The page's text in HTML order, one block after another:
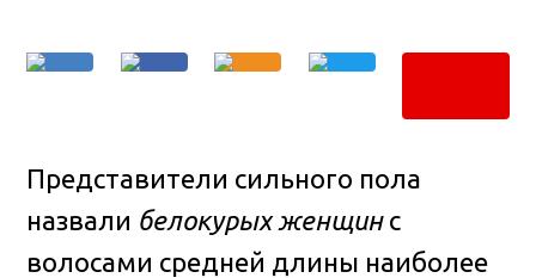
Представители сильного пола
назвали белокурых женщинс
волосами средней длины наиболее